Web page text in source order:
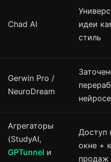
Chad AI
идеи
стиль
Gerwin Pro /
NeuroDream
Агрегаторы
(StudyAI,
GPTunnel и
Доступ
окне +
продаж